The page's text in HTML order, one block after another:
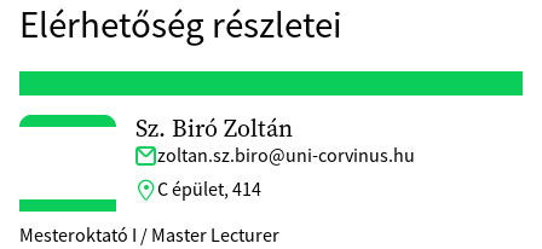
Elérhetőség részletei
Sz. Biró Zoltán
zoltan.sz.biro@uni-corvinus.hu
C épület, 414
Mesteroktató I / Master Lecturer